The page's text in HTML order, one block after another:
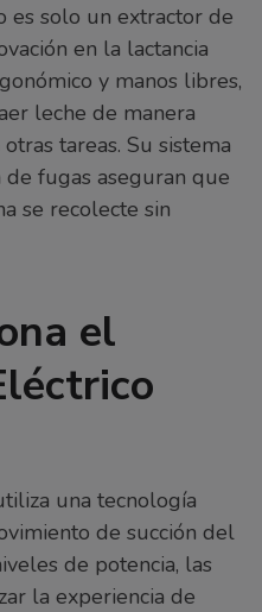
es solo un extractor de
en la lactancia
y manos libres,
leche de manera
tareas. Su sistema
fugas aseguran que
se recolecte sin
el
una tecnología
de succión del
de potencia, las
la experiencia de